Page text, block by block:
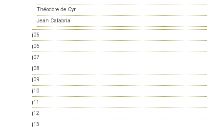
Théodore de Cyr
Jean Calabria
j05
j06
j07
j08
j09
j10
j11
j12
j13